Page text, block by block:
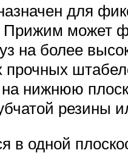
для
может
на более
нижнюю
резины
в одной